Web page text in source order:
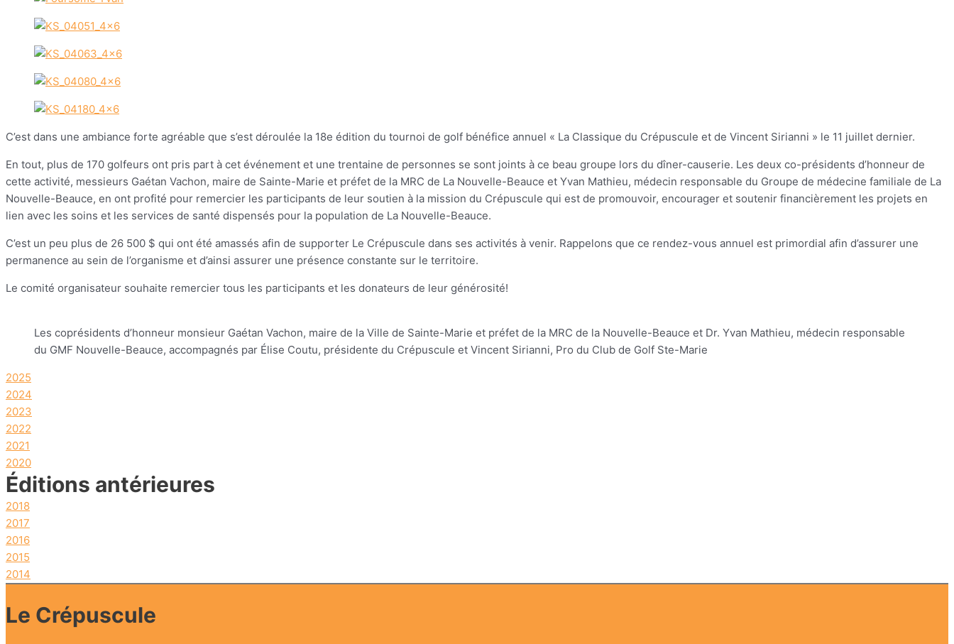
C’est dans une ambiance forte agréable que s’est déroulée la 18e édition du tournoi de golf bénéfice annuel « La Classique du Crépuscule et de Vincent Sirianni » le 11 juillet dernier.
En tout, plus de 170 golfeurs ont pris part à cet événement et une trentaine de personnes se sont joints à ce beau groupe lors du dîner-causerie. Les deux co-présidents d’honneur de
cette activité, messieurs Gaétan Vachon, maire de Sainte-Marie et préfet de la MRC de La Nouvelle-Beauce et Yvan Mathieu, médecin responsable du Groupe de médecine familiale de La
Nouvelle-Beauce, en ont profité pour remercier les participants de leur soutien à la mission du Crépuscule qui est de promouvoir, encourager et soutenir financièrement les projets en
lien avec les soins et les services de santé dispensés pour la population de La Nouvelle-Beauce.
C’est un peu plus de 26 500 $ qui ont été amassés afin de supporter Le Crépuscule dans ses activités à venir. Rappelons que ce rendez-vous annuel est primordial afin d’assurer une
permanence au sein de l’organisme et d’ainsi assurer une présence constante sur le territoire.
Le comité organisateur souhaite remercier tous les participants et les donateurs de leur générosité!
Les coprésidents d’honneur monsieur Gaétan Vachon, maire de la Ville de Sainte-Marie et préfet de la MRC de la Nouvelle-Beauce et Dr. Yvan Mathieu, médecin responsable
du GMF Nouvelle-Beauce, accompagnés par Élise Coutu, présidente du Crépuscule et Vincent Sirianni, Pro du Club de Golf Ste-Marie
2025
2024
2023
2022
2021
2020
Éditions antérieures
2018
2017
2016
2015
2014
Le Crépuscule